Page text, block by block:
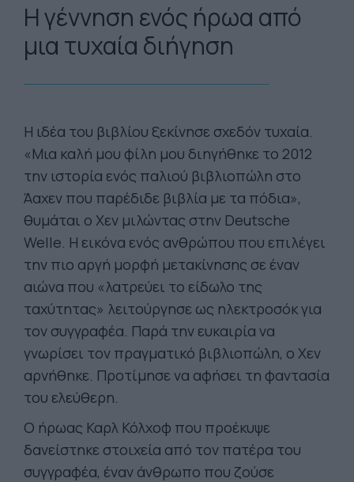
Η γέννηση ενός ήρωα από
μια τυχαία διήγηση
Η ιδέα του βιβλίου ξεκίνησε σχεδόν τυχαία.
«Μια καλή μου φίλη μου διηγήθηκε το 2012
την ιστορία ενός παλιού βιβλιοπώλη στο
Άαχεν που παρέδιδε βιβλία με τα πόδια»,
θυμάται ο Χεν μιλώντας στην Deutsche
Welle. Η εικόνα ενός ανθρώπου που επιλέγει
την πιο αργή μορφή μετακίνησης σε έναν
αιώνα που «λατρεύει το είδωλο της
ταχύτητας» λειτούργησε ως ηλεκτροσόκ για
τον συγγραφέα. Παρά την ευκαιρία να
γνωρίσει τον πραγματικό βιβλιοπώλη, ο Χεν
αρνήθηκε. Προτίμησε να αφήσει τη φαντασία
του ελεύθερη.
Ο ήρωας Καρλ Κόλχοφ που προέκυψε
δανείστηκε στοιχεία από τον πατέρα του
συγγραφέα, έναν άνθρωπο που ζούσε